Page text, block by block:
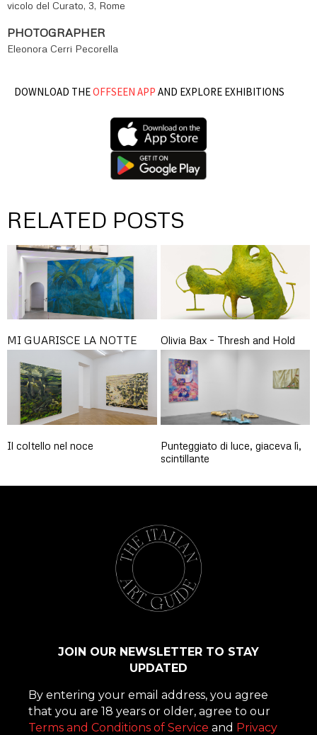
vicolo del Curato, 3, Rome
PHOTOGRAPHER
Eleonora Cerri Pecorella
DOWNLOAD THEOFFSEEN APP AND EXPLORE EXHIBITIONS
RELATED POSTS
MI GUARISCE LA NOTTE Olivia Bax – Thresh and Hold
Il coltello nel noce
Punteggiato di luce, giaceva lì,
scintillante
JOIN OUR NEWSLETTER TO STAY
UPDATED
By entering your email address, you agree
that you are 18 years or older, agree to our
Terms and Conditions of Service and Privacy